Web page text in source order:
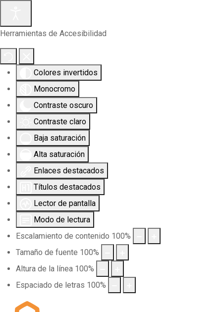
Herramientas de Accesibilidad
Colores invertidos
Monocromo
Contraste oscuro
Contraste claro
Baja saturación
Alta saturación
Enlaces destacados
Títulos destacados
Lector de pantalla
Modo de lectura
Escalamiento de contenido 100%
Tamaño de fuente 100%
Altura de la línea 100%
Espaciado de letras 100%